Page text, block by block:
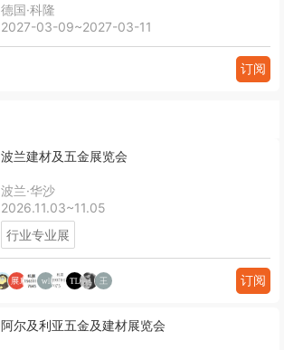
德国·科隆
2027-03-09~2027-03-11
订阅
波兰建材及五金展览会
波兰·华沙
2026.11.03~11.05
行业专业展
订阅
阿尔及利亚五金及建材展览会